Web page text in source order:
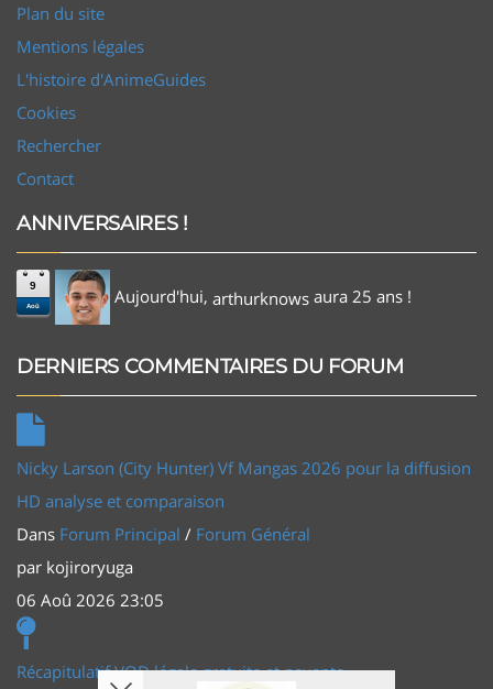
Plan du site
Mentions légales
L'histoire d'AnimeGuides
Cookies
Rechercher
Contact
ANNIVERSAIRES !
9
Aoû Aujourd'hui, arthurknows aura 25 ans !
DERNIERS COMMENTAIRES DU FORUM
Nicky Larson (City Hunter) Vf Mangas 2026 pour la diffusion
HD analyse et comparaison
Dans Forum Principal / Forum Général
par kojiroryuga
06 Aoû 2026 23:05
Récapitulatif VOD légale gratuite et payante